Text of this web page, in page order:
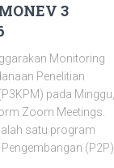
3
Monitoring
Penelitian
pada Minggu,
Zoom Meetings.
satu program
(P2P)